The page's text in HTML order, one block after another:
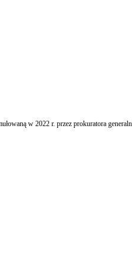
w 2022 r. przez prokuratora